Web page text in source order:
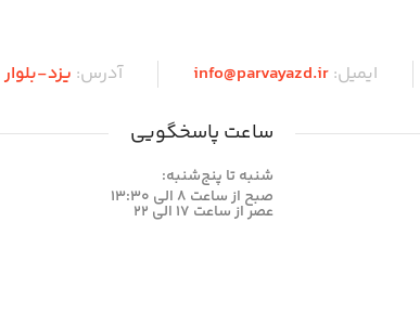
ایمیل: info@parvayazd.ir آدرس: یزد-
ساعت پاسخگویی
شنبه تا پنج‌شنبه:
صبح از ساعت 8 الی 13:30
عصر از ساعت 17 الی 22